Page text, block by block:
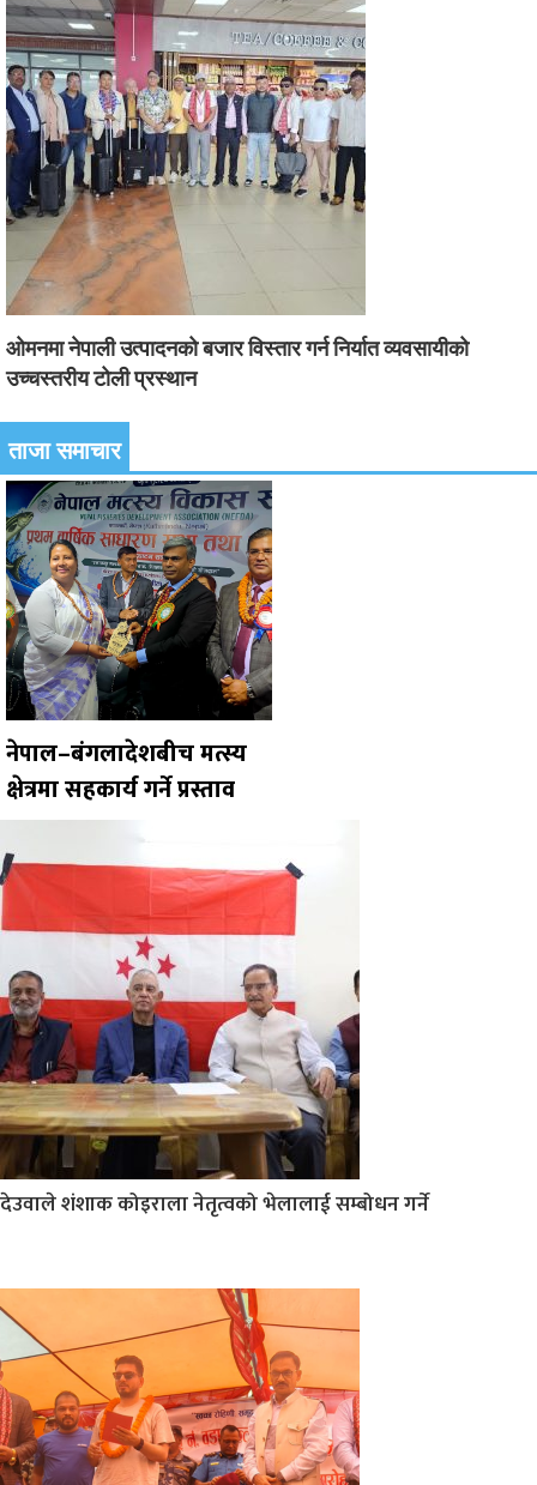
ओमनमा नेपाली उत्पादनको बजार विस्तार गर्न निर्यात व्यवसायीको
उच्चस्तरीय टोली प्रस्थान
ताजा समाचार
नेपाल–बंगलादेशबीच मत्स्य
क्षेत्रमा सहकार्य गर्ने प्रस्ताव
देउवाले शंशाक कोइराला नेतृत्वको भेलालाई सम्बोधन गर्ने